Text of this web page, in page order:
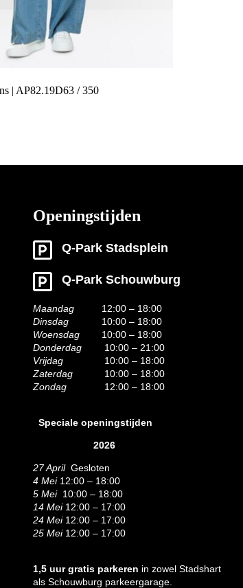
| AP82.19D63 / 350
Openingstijden
Q-Park Stadsplein
Q-Park Schouwburg
Maandag
12:00 – 18:00
Dinsdag
10:00 – 18:00
Woensdag
10:00 – 18:00
Donderdag
10:00 – 21:00
Vrijdag
10:00 – 18:00
Zaterdag
10:00 – 18:00
Zondag
12:00 – 18:00
Speciale openingstijden
2026
27 AprilGesloten
4 Mei12:00 – 18:00
5 Mei10:00 – 18:00
14 Mei12:00 – 17:00
24 Mei12:00 – 17:00
25 Mei 12:00 – 17:00
1,5 uur gratis parkeren in zowel Stadshart
als Schouwburg parkeergarage.